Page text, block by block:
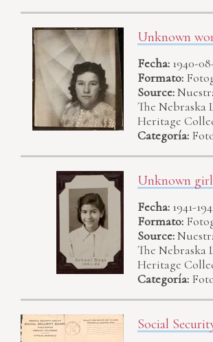
Unknown
Fecha: 1940-
Formato:
Source:
The Nebraska
Heritage
Categoría:
Unknown girl
Fecha: 1941-
Formato:
Source:
The Nebraska
Heritage
Categoría:
Social